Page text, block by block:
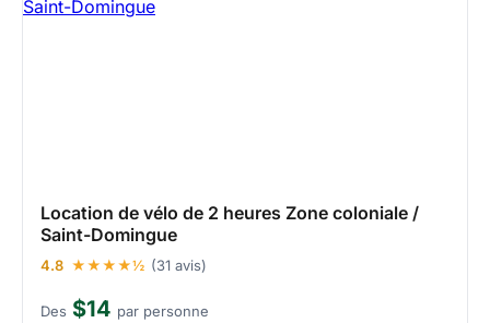
Location de vélo de 2 heures Zone coloniale /
Saint-Domingue
4.8 ★★★★½ (31 avis)
Des $14 par personne